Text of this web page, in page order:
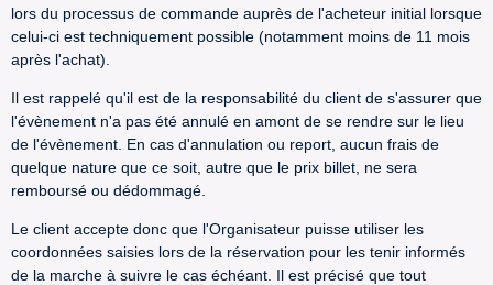
lors du processus de commande auprès de l'acheteur initial lorsque
celui-ci est techniquement possible (notamment moins de 11 mois
après l'achat).
Il est rappelé qu'il est de la responsabilité du client de s'assurer que
l'évènement n'a pas été annulé en amont de se rendre sur le lieu
de l'évènement. En cas d'annulation ou report, aucun frais de
quelque nature que ce soit, autre que le prix billet, ne sera
remboursé ou dédommagé.
Le client accepte donc que l'Organisateur puisse utiliser les
coordonnées saisies lors de la réservation pour les tenir informés
de la marche à suivre le cas échéant. Il est précisé que tout